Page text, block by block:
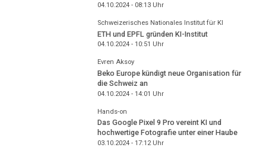
04.10.2024 - 08:13Uhr
Schweizerisches Nationales Institut für KI
ETH und EPFL gründen KI-Institut
04.10.2024 - 10:51 Uhr
Evren Aksoy
Beko Europe kündigt neue Organisation für
die Schweiz an
04.10.2024 - 14:01 Uhr
Hands-on
Das Google Pixel 9 Pro vereint KI und
hochwertige Fotografie unter einer Haube
03.10.2024 - 17:12Uhr